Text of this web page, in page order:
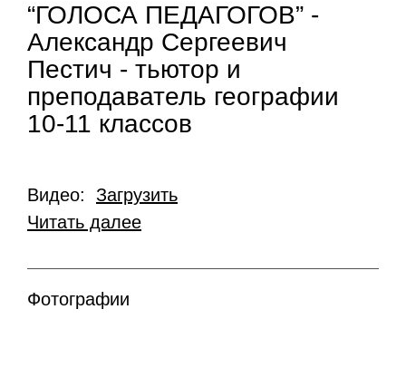
“ГОЛОСА ПЕДАГОГОВ” -
Александр Сергеевич
Пестич - тьютор и
преподаватель географии
10-11 классов
Видео: Загрузить
Читать далее
Фотографии